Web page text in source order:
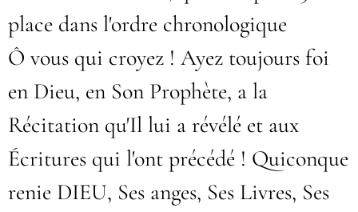
place dans l'ordre chronologique
Ô vous qui croyez ! Ayez toujours foi
en Dieu, en Son Prophète, a la
Récitation qu'Il lui a révélé et aux
Écritures qui l'ont précédé ! Quiconque
renie DIEU, Ses anges, Ses Livres, Ses